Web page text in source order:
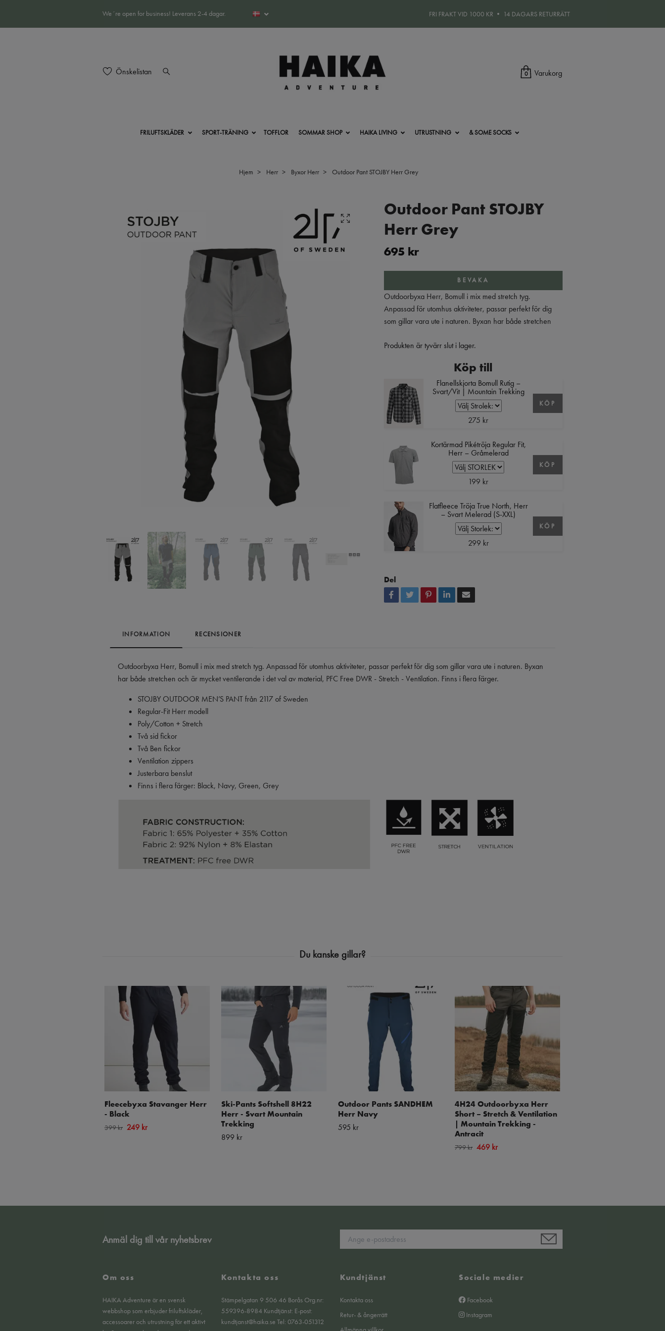
We´re open for business! Leverans 2-4 dagar. FRI FRAKT VID 1000 KR • 14 DAGARS RETURRÄTT
Önskelistan 0 Varukorg
FRILUFTSKLÄDER SPORT-TRÄNING TOFFLOR SOMMAR SHOP HAIKA LIVING UTRUSTNING & SOME SOCKS
Hjem Herr Byxor Herr Outdoor Pant STOJBY Herr Grey
Outdoor Pant STOJBY
Herr Grey
695 kr
BEVAKA
Outdoorbyxa Herr, Bomull i mix med stretch tyg.
Anpassad för utomhus aktiviteter, passar perfekt för dig
som gillar vara ute i naturen. Byxan har både stretchen
Produkten är tyvärr slut i lager.
Köp till
Flanellskjorta Bomull Rutig –
Svart/Vit | Mountain Trekking
275 kr
KÖP
Kortärmad Pikétröja Regular Fit,
Herr – Gråmelerad
199 kr
KÖP
Flatfleece Tröja True North, Herr
– Svart Melerad (S-XXL)
299 kr
KÖP
Del
INFORMATION RECENSIONER
Outdoorbyxa Herr, Bomull i mix med stretch tyg. Anpassad för utomhus aktiviteter, passar perfekt för dig som gillar vara ute i naturen. Byxan
har både stretchen och är mycket ventilerande i det val av material, PFC Free DWR - Stretch - Ventilation. Finns i flera färger.
STOJBY OUTDOOR MEN’S PANT från 2117 of Sweden
Regular-Fit Herr modell
Poly/Cotton + Stretch
Två sid fickor
Två Ben fickor
Ventilation zippers
Justerbara benslut
Finns i flera färger: Black, Navy, Green, Grey
Fleecebyxa Stavanger Herr
- Black
399 kr 249 kr
Ski-Pants Softshell 8H22
Herr - Svart Mountain
Trekking
899 kr
Outdoor Pants SANDHEM
Herr Navy
595 kr
4H24 Outdoorbyxa Herr
Short – Stretch & Ventilation
| Mountain Trekking -
Antracit
799 kr 469 kr
Anmäl dig till vår nyhetsbrev
Om oss
HAIKA Adventure är en svensk
webbshop som erbjuder friluftskläder,
accessoarer och utrustning för ett aktivt
Kontakta oss
Stämpelgatan 9 506 46 Borås Org.nr:
559396-8984 Kundtjänst: E-post:
kundtjanst@haika.se Tel: 0763-051312
Kundtjänst
Kontakta oss
Retur- & ångerrätt
Sociale medier
Facebook
Instagram